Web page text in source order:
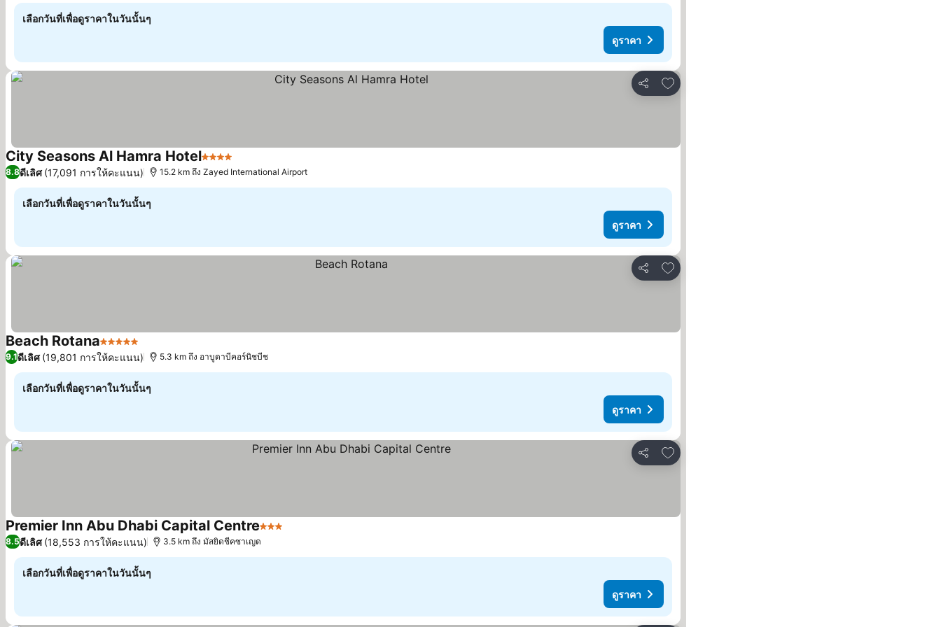
เลือกวันที่เพื่อดูราคาในวันนั้นๆ
ดูราคา
แชร์
เพิ่มในรายการโปรด
City Seasons Al Hamra Hotel4 ดาว
8.8ดีเลิศ (17,091 การให้คะแนน) 15.2 km ถึง Zayed International Airport
เลือกวันที่เพื่อดูราคาในวันนั้นๆ
ดูราคา
แชร์
เพิ่มในรายการโปรด
Beach Rotana5 ดาว
9.1ดีเลิศ (19,801 การให้คะแนน) 5.3 km ถึง อาบูดาบีคอร์นิชบีช
เลือกวันที่เพื่อดูราคาในวันนั้นๆ
ดูราคา
แชร์
เพิ่มในรายการโปรด
Premier Inn Abu Dhabi Capital Centre3 ดาว
8.5ดีเลิศ (18,553 การให้คะแนน) 3.5 km ถึง มัสยิดชีคซาเญด
เลือกวันที่เพื่อดูราคาในวันนั้นๆ
ดูราคา